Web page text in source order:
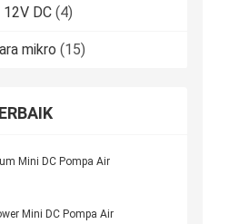
12V DC (4)
mikro (15)
Mini DC Pompa Air
Mini DC Pompa Air